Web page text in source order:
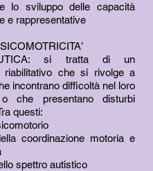
lo sviluppo delle capacità
e rappresentative
si tratta di un
riabilitativo che si rivolge a
incontrano difficoltà nel loro
che presentano disturbi
questi:
coordinazione motoria e
spettro autistico